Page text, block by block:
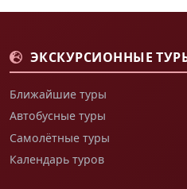
ЭКСКУРСИОННЫЕ
Ближайшие туры
Автобусные туры
Самолётные туры
Календарь туров